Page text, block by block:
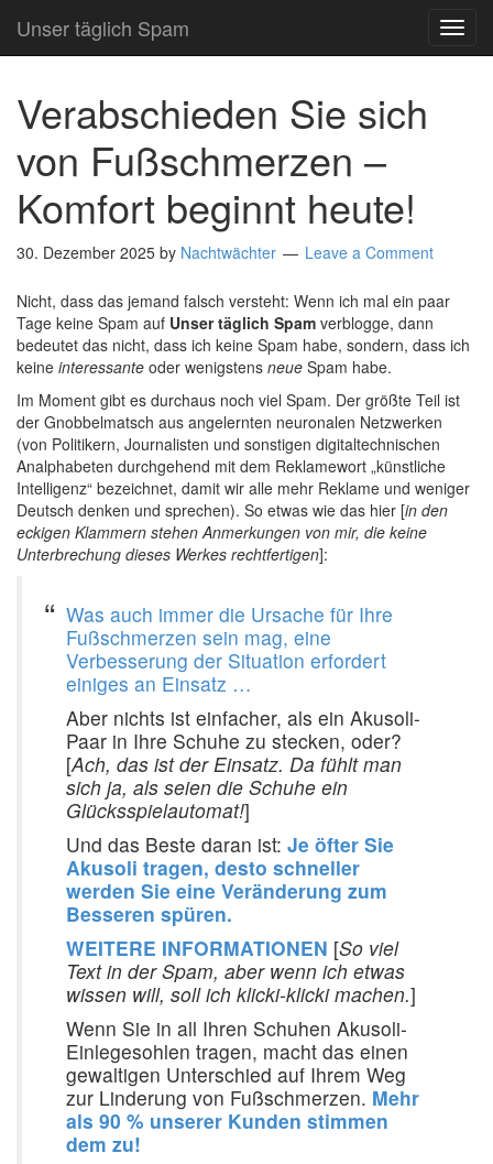
Unser täglich Spam
Verabschieden Sie sich
von Fußschmerzen –
Komfort beginnt heute!
30. Dezember 2025 by Nachtwächter Leave a Comment
Nicht, dass das jemand falsch versteht: Wenn ich mal ein paar
Tage keine Spam auf Unser täglich Spam verblogge, dann
bedeutet das nicht, dass ich keine Spam habe, sondern, dass ich
keine interessante oder wenigstens neue Spam habe.
Im Moment gibt es durchaus noch viel Spam. Der größte Teil ist
der Gnobbelmatsch aus angelernten neuronalen Netzwerken
(von Politikern, Journalisten und sonstigen digitaltechnischen
Analphabeten durchgehend mit dem Reklamewort „künstliche
Intelligenz“ bezeichnet, damit wir alle mehr Reklame und weniger
Deutsch denken und sprechen). So etwas wie das hier [in den
eckigen Klammern stehen Anmerkungen von mir, die keine
Unterbrechung dieses Werkes rechtfertigen]:
Was auch immer die Ursache für Ihre
Fußschmerzen sein mag, eine
Verbesserung der Situation erfordert
einiges an Einsatz …
Aber nichts ist einfacher, als ein Akusoli-
Paar in Ihre Schuhe zu stecken, oder?
[Ach, das ist der Einsatz. Da fühlt man
sich ja, als seien die Schuhe ein
Glücksspielautomat!]
Und das Beste daran ist: Je öfter Sie
Akusoli tragen, desto schneller
werden Sie eine Veränderung zum
Besseren spüren.
WEITERE INFORMATIONEN [So viel
Text in der Spam, aber wenn ich etwas
wissen will, soll ich klicki-klicki machen.]
Wenn Sie in all Ihren Schuhen Akusoli-
Einlegesohlen tragen, macht das einen
gewaltigen Unterschied auf Ihrem Weg
zur Linderung von Fußschmerzen. Mehr
als 90 % unserer Kunden stimmen
dem zu!